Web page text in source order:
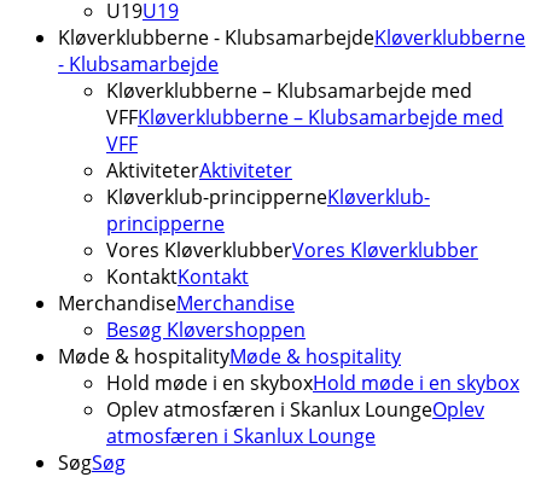
U19U19
Kløverklubberne - KlubsamarbejdeKløverklubberne
- Klubsamarbejde
Kløverklubberne – Klubsamarbejde med
VFFKløverklubberne – Klubsamarbejde med
VFF
AktiviteterAktiviteter
Kløverklub-principperneKløverklub-
principperne
Vores KløverklubberVores Kløverklubber
KontaktKontakt
MerchandiseMerchandise
Besøg Kløvershoppen
Møde & hospitalityMøde & hospitality
Hold møde i en skyboxHold møde i en skybox
Oplev atmosfæren i Skanlux LoungeOplev
atmosfæren i Skanlux Lounge
SøgSøg